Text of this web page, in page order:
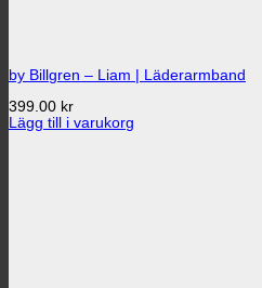
by Billgren – Liam | Läderarmband
399.00 kr
Lägg till i varukorg